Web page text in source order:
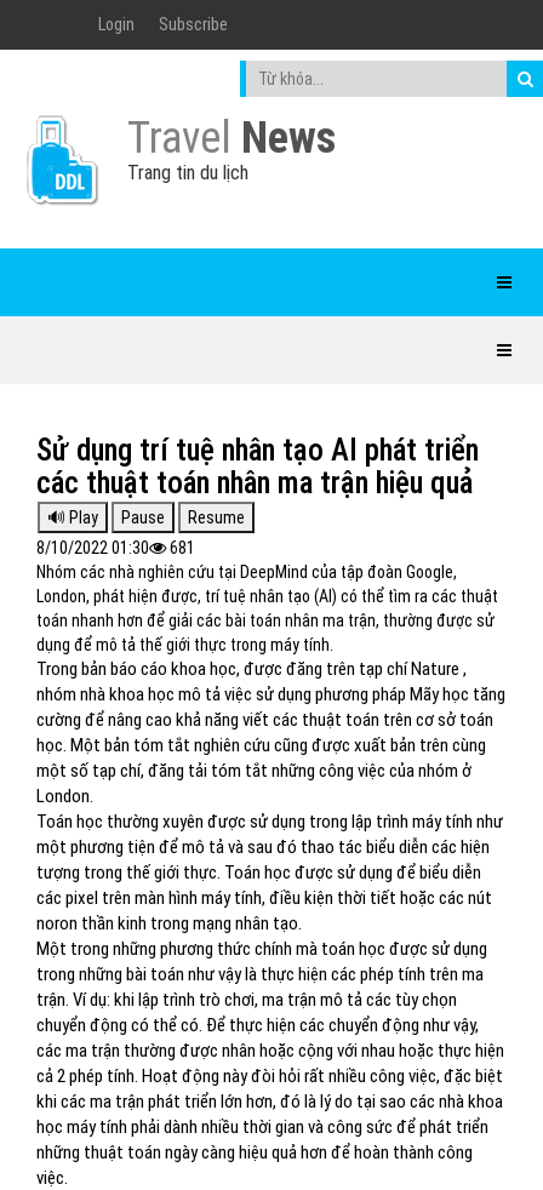
Login Subscribe
Travel News
Trang tin du lịch
Sử dụng trí tuệ nhân tạo AI phát triển
các thuật toán nhân ma trận hiệu quả
8/10/2022 01:30
681
Nhóm các nhà nghiên cứu tại DeepMind của tập đoàn Google,
London, phát hiện được, trí tuệ nhân tạo (AI) có thể tìm ra các thuật
toán nhanh hơn để giải các bài toán nhân ma trận, thường được sử
dụng để mô tả thế giới thực trong máy tính.
Trong bản báo cáo khoa học, được đăng trên tạp chí Nature ,
nhóm nhà khoa học mô tả việc sử dụng phương pháp Mãy học tăng
cường để nâng cao khả năng viết các thuật toán trên cơ sở toán
học. Một bản tóm tắt nghiên cứu cũng được xuất bản trên cùng
một số tạp chí, đăng tải tóm tắt những công việc của nhóm ở
London.
Toán học thường xuyên được sử dụng trong lập trình máy tính như
một phương tiện để mô tả và sau đó thao tác biểu diễn các hiện
tượng trong thế giới thực. Toán học được sử dụng để biểu diễn
các pixel trên màn hình máy tính, điều kiện thời tiết hoặc các nút
noron thần kinh trong mạng nhân tạo.
Một trong những phương thức chính mà toán học được sử dụng
trong những bài toán như vậy là thực hiện các phép tính trên ma
trận. Ví dụ: khi lập trình trò chơi, ma trận mô tả các tùy chọn
chuyển động có thể có. Để thực hiện các chuyển động như vậy,
các ma trận thường được nhân hoặc cộng với nhau hoặc thực hiện
cả 2 phép tính. Hoạt động này đòi hỏi rất nhiều công việc, đặc biệt
khi các ma trận phát triển lớn hơn, đó là lý do tại sao các nhà khoa
học máy tính phải dành nhiều thời gian và công sức để phát triển
những thuật toán ngày càng hiệu quả hơn để hoàn thành công
việc.